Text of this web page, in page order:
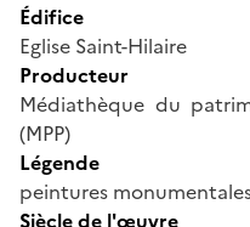
Édifice
Eglise Saint-Hilaire
Producteur
Médiathèque du
(MPP)
Légende
peintures
Siècle de l'œuvre